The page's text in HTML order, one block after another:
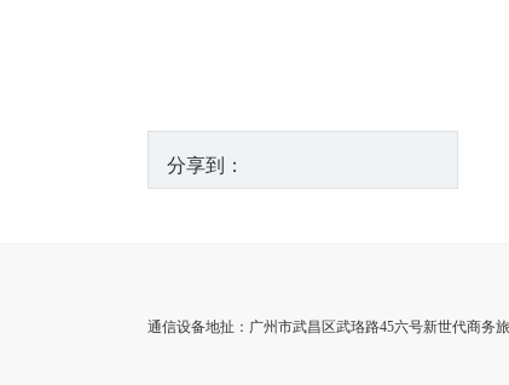
分享到：
通信设备地扯：广州市武昌区武珞路45六号新世代商务